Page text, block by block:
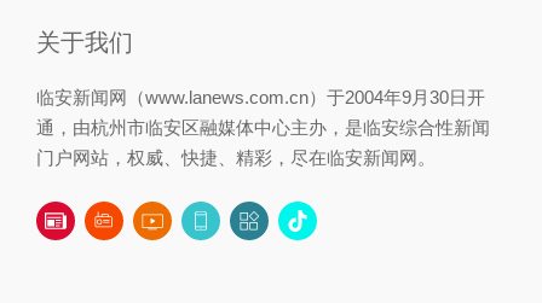
关于我们
临安新闻网（www.lanews.com.cn）于2004年9月30日开
通，由杭州市临安区融媒体中心主办，是临安综合性新闻
门户网站，权威、快捷、精彩，尽在临安新闻网。